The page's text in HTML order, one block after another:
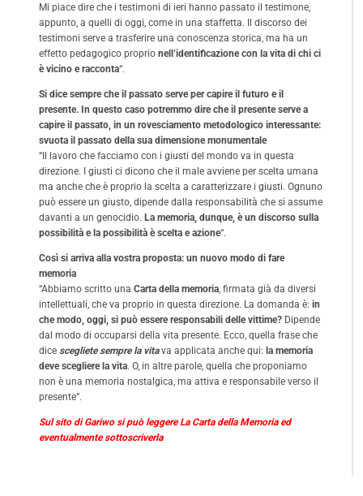
Mi piace dire che i testimoni di ieri hanno passato il testimone,
appunto, a quelli di oggi, come in una staffetta. Il discorso dei
testimoni serve a trasferire una conoscenza storica, ma ha un
effetto pedagogico proprio nell’identificazione con la vita di chi ci
è vicino e racconta“.
Si dice sempre che il passato serve per capire il futuro e il
presente. In questo caso potremmo dire che il presente serve a
capire il passato, in un rovesciamento metodologico interessante:
svuota il passato della sua dimensione monumentale
“Il lavoro che facciamo con i giusti del mondo va in questa
direzione. I giusti ci dicono che il male avviene per scelta umana
ma anche che è proprio la scelta a caratterizzare i giusti. Ognuno
può essere un giusto, dipende dalla responsabilità che si assume
davanti a un genocidio. La memoria, dunque, è un discorso sulla
possibilità e la possibilità è scelta e azione“.
Così si arriva alla vostra proposta: un nuovo modo di fare
memoria
“Abbiamo scritto una Carta della memoria, firmata già da diversi
intellettuali, che va proprio in questa direzione. La domanda è: in
che modo, oggi, si può essere responsabili delle vittime? Dipende
dal modo di occuparsi della vita presente. Ecco, quella frase che
dice scegliete sempre la vitava applicata anche qui: la memoria
deve scegliere la vita. O, in altre parole, quella che proponiamo
non è una memoria nostalgica, ma attiva e responsabile verso il
presente”.
Sul sito di Gariwo si può leggere La Carta della Memoria ed
eventualmente sottoscriverla